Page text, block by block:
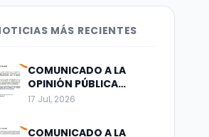
MÁS RECIENTES
COMUNICADO A LA
OPINIÓN PÚBLICA
Bogotá, julio 17 de 2026
17 Jul, 2026
COMUNICADO A LA